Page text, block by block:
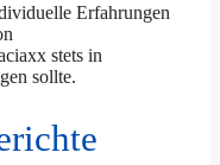
Erfahrungen
stets in
sollte.